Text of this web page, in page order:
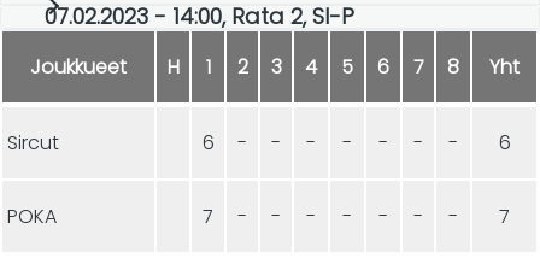
07.02.2023 - 14:00, Rata 2, SI-P
Joukkueet H 1 2 3 4 5 6 7 8 Yht
Sircut 6 - - - - - - - 6
POKA 7 - - - - - - - 7